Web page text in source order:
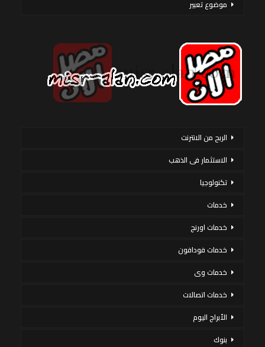
موضوع تعبير
الربح من الانترنت
الاستثمار فى الذهب
تكنولوجيا
خدمات
خدمات اورنج
خدمات فودافون
خدمات وى
خدمات اتصالات
الأبراج اليوم
بنوك